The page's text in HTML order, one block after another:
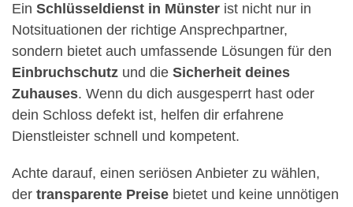
Ein Schlüsseldienst in Münster ist nicht nur in
Notsituationen der richtige Ansprechpartner,
sondern bietet auch umfassende Lösungen für den
Einbruchschutz und die Sicherheit deines
Zuhauses. Wenn du dich ausgesperrt hast oder
dein Schloss defekt ist, helfen dir erfahrene
Dienstleister schnell und kompetent.
Achte darauf, einen seriösen Anbieter zu wählen,
der transparente Preise bietet und keine unnötigen